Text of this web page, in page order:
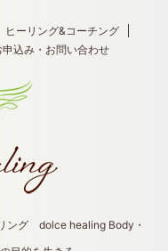
ヒーリング&コーチング
申込み・お問い合わせ
ング dolce healing Body・